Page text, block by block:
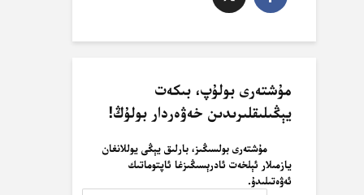
مۇشتەرى بولۇپ، بىكەت
يېڭىلىقلىرىدىن خەۋەردار بولۇڭ!
مۇشتەرى بولسىڭىز، بارلىق يېڭى يوللانغان
يازمىلار ئېلخەت ئادرېسىڭىزغا ئاپتوماتىك
ئەۋەتىلىدۇ.